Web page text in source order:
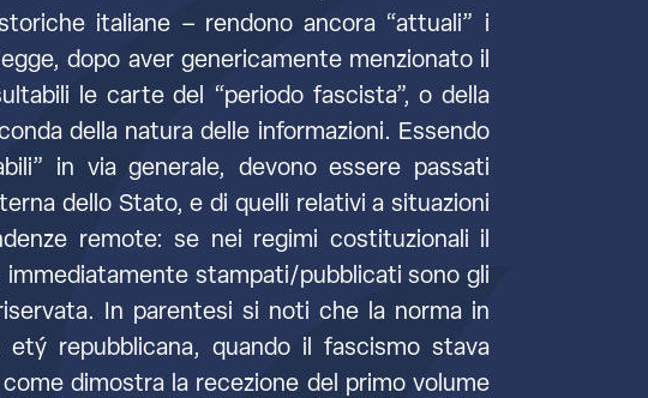
italiane – rendono ancora “attuali” i
dopo aver genericamente menzionato il
le carte del “periodo fascista”, o della
della natura delle informazioni. Essendo
in via generale, devono essere passati
dello Stato, e di quelli relativi a situazioni
remote: se nei regimi costituzionali il
stampati/pubblicati sono gli
In parentesi si noti che la norma in
repubblicana, quando il fascismo stava
dimostra la recezione del primo volume